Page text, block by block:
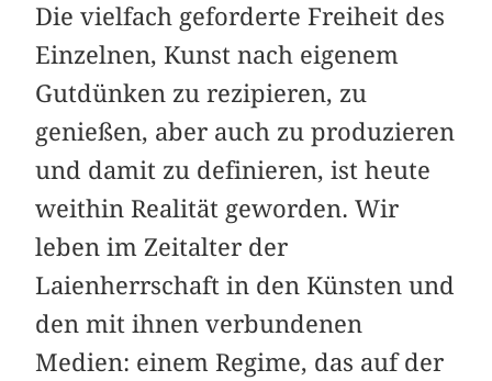
Die vielfach geforderte Freiheit des
Einzelnen, Kunst nach eigenem
Gutdünken zu rezipieren, zu
genießen, aber auch zu produzieren
und damit zu definieren, ist heute
weithin Realität geworden. Wir
leben im Zeitalter der
Laienherrschaft in den Künsten und
den mit ihnen verbundenen
Medien: einem Regime, das auf der